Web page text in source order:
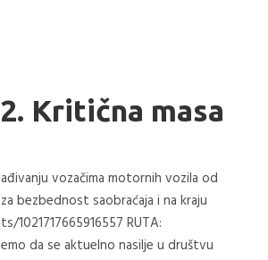
Kritična masa
vozačima motornih vozila od
bezbednost saobraćaja i na kraju
RUTA:
da se aktuelno nasilje u društvu